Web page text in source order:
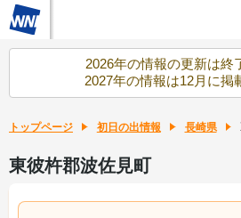
2026年の情報の更新は終
2027年の情報は12月に掲
トップページ 初日の出情報 長崎県
東彼杵郡波佐見町